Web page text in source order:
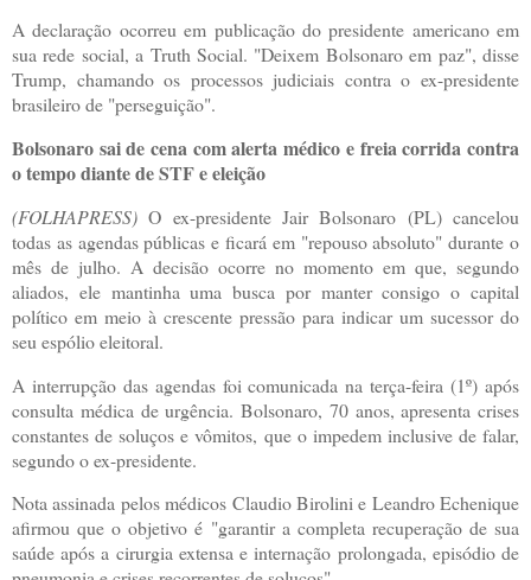
A declaração ocorreu em publicação do presidente americano em
sua rede social, a Truth Social. "Deixem Bolsonaro em paz", disse
Trump, chamando os processos judiciais contra o ex-presidente
brasileiro de "perseguição".
Bolsonaro sai de cena com alerta médico e freia corrida contra
o tempo diante de STF e eleição
(FOLHAPRESS)O ex-presidente Jair Bolsonaro (PL) cancelou
todas as agendas públicas e ficará em "repouso absoluto" durante o
mês de julho. A decisão ocorre no momento em que, segundo
aliados, ele mantinha uma busca por manter consigo o capital
político em meio à crescente pressão para indicar um sucessor do
seu espólio eleitoral.
A interrupção das agendas foi comunicada na terça-feira (1º) após
consulta médica de urgência. Bolsonaro, 70 anos, apresenta crises
constantes de soluços e vômitos, que o impedem inclusive de falar,
segundo o ex-presidente.
Nota assinada pelos médicos Claudio Birolini e Leandro Echenique
afirmou que o objetivo é "garantir a completa recuperação de sua
saúde após a cirurgia extensa e internação prolongada, episódio de